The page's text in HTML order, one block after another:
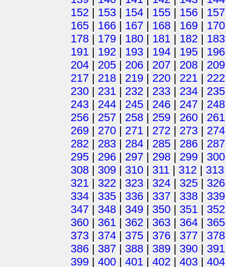
152 | 153 | 154 | 155 | 156 | 157
165 | 166 | 167 | 168 | 169 | 170
178 | 179 | 180 | 181 | 182 | 183
191 | 192 | 193 | 194 | 195 | 196
204 | 205 | 206 | 207 | 208 | 209
217 | 218 | 219 | 220 | 221 | 222
230 | 231 | 232 | 233 | 234 | 235
243 | 244 | 245 | 246 | 247 | 248
256 | 257 | 258 | 259 | 260 | 261
269 | 270 | 271 | 272 | 273 | 274
282 | 283 | 284 | 285 | 286 | 287
295 | 296 | 297 | 298 | 299 | 300
308 | 309 | 310 | 311 | 312 | 313
321 | 322 | 323 | 324 | 325 | 326
334 | 335 | 336 | 337 | 338 | 339
347 | 348 | 349 | 350 | 351 | 352
360 | 361 | 362 | 363 | 364 | 365
373 | 374 | 375 | 376 | 377 | 378
386 | 387 | 388 | 389 | 390 | 391
399 | 400 | 401 | 402 | 403 | 404